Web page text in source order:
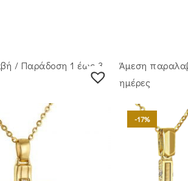
/ Παράδoση 1 έως 3
Άμεση
ημέρες
-17%